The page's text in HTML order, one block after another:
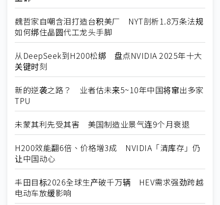
魏哲家自嘲含泪打造台积美厂 NYT剖析1.8万条法规
如何绑住晶圆代工龙头手脚
从DeepSeek到H200松绑 盘点NVIDIA 2025年十大
关键时刻
新的逆袭之路？ 业者估未来5~10年中国将窜出多家
TPU
未蒙其利先受其害 美国制造业景气连9个月衰退
H200效能翻6倍、价格增3成 NVIDIA「清库存」仍
让中国动心
丰田目标2026全球生产破千万辆 HEV需求强劲跨越
电动车放缓影响